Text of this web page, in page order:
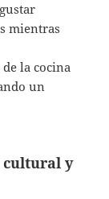
mientras
la cocina
un
cultural y